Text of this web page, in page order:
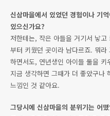
신삼마을에서 있었던 경험이나 기
있으신가요?
저한테는, 작은 아들을 거기서 낳
부터 키웠던 곳이라 남다르죠. 뭐
하면서도, 연년생인 아이들 둘을
지금 생각하면 그때가 더 좋았구나
느낌인 것 같아요.
그당시에 신삼마을의 분위기는 어